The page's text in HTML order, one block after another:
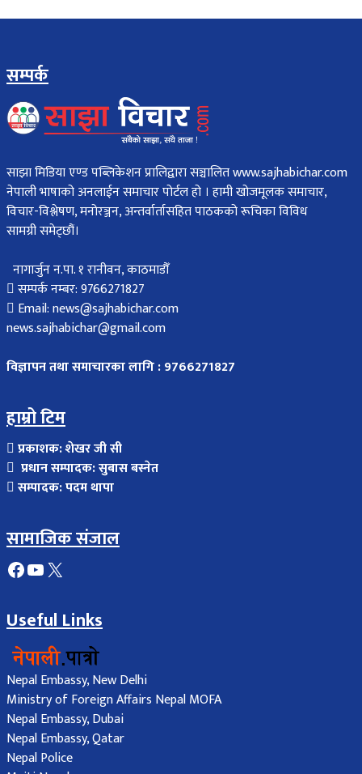
सम्पर्क
साझा मिडिया एण्ड पब्लिकेशन प्रालिद्वारा सञ्चालित www.sajhabichar.com
नेपाली भाषाको अनलाईन समाचार पोर्टल हो । हामी खोजमूलक समाचार,
विचार-विश्लेषण, मनोरञ्जन, अन्तर्वार्तासहित पाठकको रूचिका विविध
सामग्री समेट्छौं।
नागार्जुन न.पा. १ रानीवन, काठमाडौँ
सम्पर्क नम्बर: 9766271827
Email: news@sajhabichar.com
news.sajhabichar@gmail.com
विज्ञापन तथा समाचारका लागि : 9766271827
हाम्रो टिम
प्रकाशक: शेखर जी सी
प्रधान सम्पादक: सुबास बस्नेत
सम्पादक: पदम थापा
सामाजिक संजाल
Facebook
YouTube
X
Useful Links
Nepal Embassy, New Delhi
Ministry of Foreign Affairs Nepal MOFA
Nepal Embassy, Dubai
Nepal Embassy, Qatar
Nepal Police